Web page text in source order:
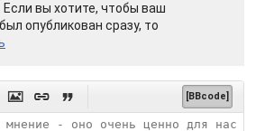
вы хотите, чтобы ваш
опубликован сразу, то
   [BBcode]